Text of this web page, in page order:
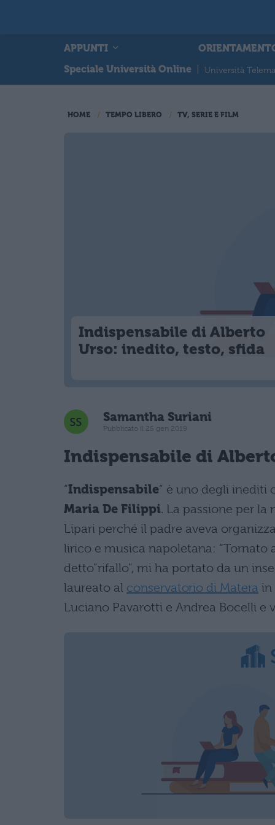
APPUNTI
Speciale Università Online
Università
HOME TEMPO LIBERO TV, SERIE E FILM
Indispensabile di Alberto
Urso: inedito, testo, sfida
Samantha Suriani
Pubblicato il 25 gen 2019
Indispensabile di
“Indispensabile” è uno degli inediti
Maria De Filippi. La passione per la
Lipari perché il padre aveva
lirico e musica napoletana:
detto”rifallo”, mi ha portato da un
laureato al conservatorio di Matera in
Luciano Pavarotti e Andrea Bocelli e